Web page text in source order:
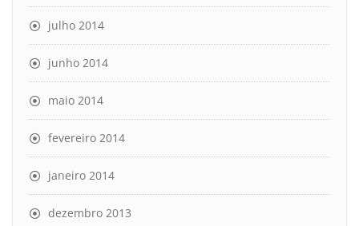
julho 2014
junho 2014
maio 2014
fevereiro 2014
janeiro 2014
dezembro 2013